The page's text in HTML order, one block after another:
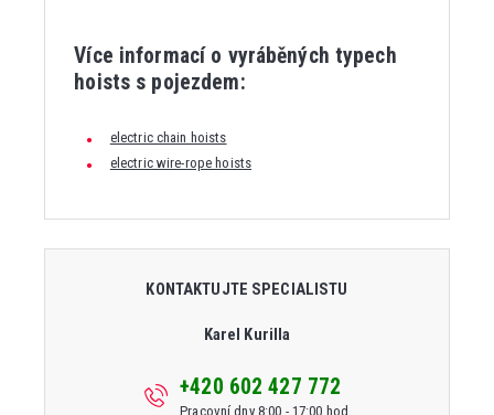
Více informací o vyráběných typech
hoists s pojezdem:
electric chain hoists
electric wire-rope hoists
KONTAKTUJTE SPECIALISTU
Karel Kurilla
+420 602 427 772
Pracovní dny 8:00 - 17:00 hod.